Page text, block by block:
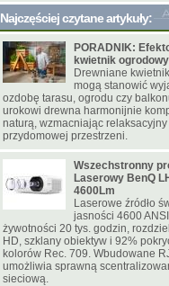
Najczęściej czytane artykuły:
PORADNIK:
kwietnik ogrodowy
Drewniane
mogą stanowić
ozdobę tarasu, ogrodu czy
urokowi drewna harmonijnie
naturą, wzmacniając
przydomowej przestrzeni.
Wszechstronny
Laserowy BenQ
4600Lm
Laserowe źródło
jasności 4600
żywotności 20 tys. godzin,
HD, szklany obiektyw i 92%
kolorów Rec. 709. Wbudowane
umożliwia sprawną
sieciową.